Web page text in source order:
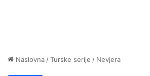
Naslovna /Turske serije / Nevjera